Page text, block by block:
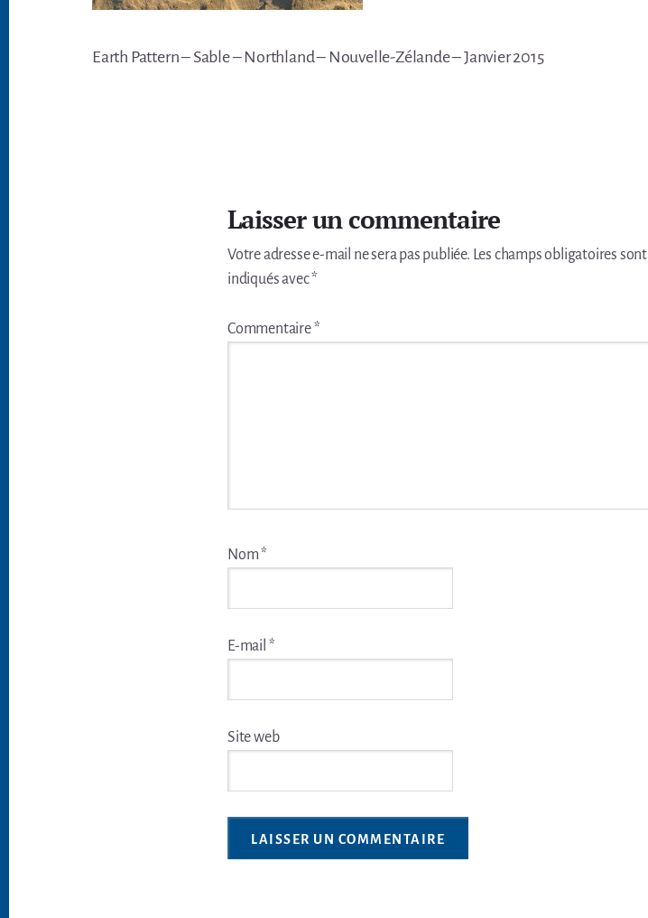
Earth Pattern – Sable – Northland – Nouvelle-Zélande – Janvier 2015
Laisser un commentaire
Votre adresse e-mail ne sera pas publiée. Les champs obligatoires sont
indiqués avec*
Commentaire*
Nom*
E-mail *
Site web